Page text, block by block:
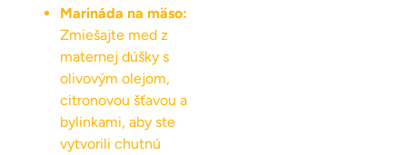
Marináda na mäso:
Zmiešajte med z
maternej dúšky s
olivovým olejom,
citronovou šťavou a
bylinkami, aby ste
vytvorili chutnú